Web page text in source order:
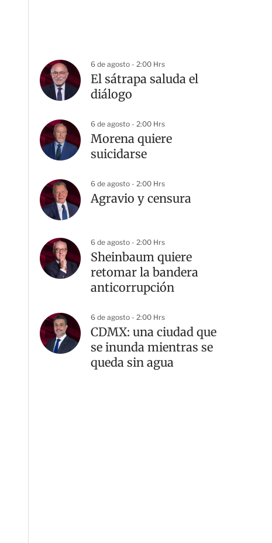
6 de agosto - 2:00 Hrs
El sátrapa saluda el
diálogo
6 de agosto - 2:00 Hrs
Morena quiere
suicidarse
6 de agosto - 2:00 Hrs
Agravio y censura
6 de agosto - 2:00 Hrs
Sheinbaum quiere
retomar la bandera
anticorrupción
6 de agosto - 2:00 Hrs
CDMX: una ciudad que
se inunda mientras se
queda sin agua